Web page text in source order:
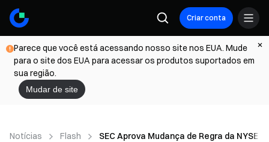
Criar conta
Parece que você está acessando nosso site nos EUA. Mude
para o site dos EUA para acessar os produtos suportados em
sua região.
Mudar de site
Notícias Flash SEC Aprova Mudança de Regra da